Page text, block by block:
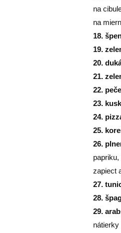
na
na
18.
19.
20.
21.
22.
23.
24.
25.
26.
zapiect
27.
28.
29.